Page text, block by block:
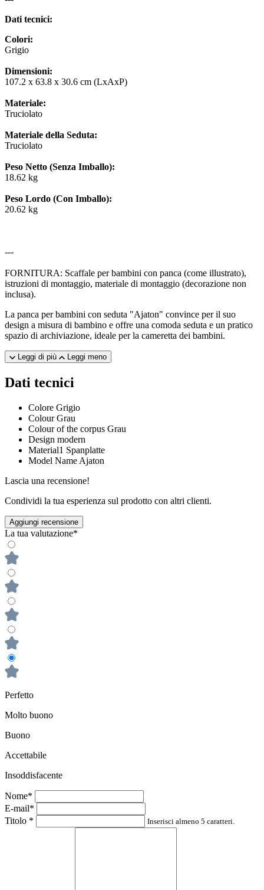
Dati tecnici:
Colori:
Grigio
Dimensioni:
107.2 x 63.8 x 30.6 cm (LxAxP)
Materiale:
Truciolato
Materiale della Seduta:
Truciolato
Peso Netto (Senza Imballo):
18.62 kg
Peso Lordo (Con Imballo):
20.62 kg
---
FORNITURA: Scaffale per bambini con panca (come illustrato),
istruzioni di montaggio, materiale di montaggio (decorazione non
inclusa).
La panca per bambini con seduta "Ajaton" convince per il suo
design a misura di bambino e offre una comoda seduta e un pratico
spazio di archiviazione, ideale per la cameretta dei bambini.
Leggi di più Leggi meno
Dati tecnici
Colore Grigio
Colour Grau
Colour of the corpus Grau
Design modern
Material1 Spanplatte
Model Name Ajaton
Lascia una recensione!
Condividi la tua esperienza sul prodotto con altri clienti.
Aggiungi recensione
La tua valutazione*
Perfetto
Molto buono
Buono
Accettabile
Insoddisfacente
Nome*
E-mail*
Titolo * Inserisci almeno 5 caratteri.